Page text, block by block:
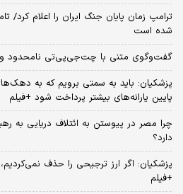
ترامپ زمان پایان جنگ ایران را اعلام کرد/
شده است
گفت‌وگوی متنی با چت‌جی‌پی‌تی نامحدود و
پزشکیان: باید به سمتی برویم که به
پایین یارانه‌های بیشتر پرداخت شود +فیلم
چرا مصر در پیوستن به ائتلاف دریایی به
دارد؟
پزشکیان: اگر ارز ترجیحی را حذف
+فیلم